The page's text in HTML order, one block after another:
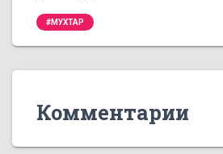
#МУХТАР
Комментарии